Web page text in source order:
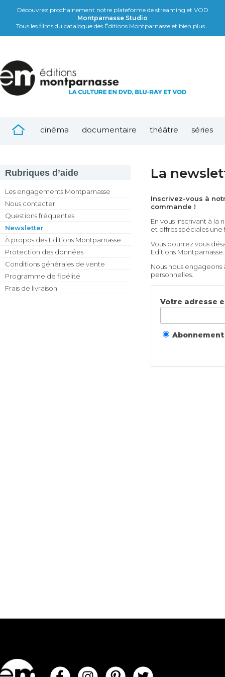
Découvrez prochainement notre plateforme de streaming et VOD
Montparnasse Studio
Tous les films du catalogue des Éditions Montparnasse et bien plus...
cinéma documentaire théâtre séries
Rubriques d’aide
Les engagements Montparnasse
Nous contacter
Questions fréquentes
Newsletter
À propos des Editions Montparnasse
Protection des données
Conditions générales de vente
Programme de fidélité
Frais de livraison
La
Inscrivez-vous à
commande !
En vous inscrivant à
et offres spéciales une
Vous pourrez vous
Editions Montparnasse.
Nous nous
personnelles
Votre adresse
Abonnement